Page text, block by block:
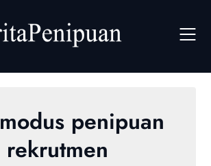
modus penipuan
rekrutmen